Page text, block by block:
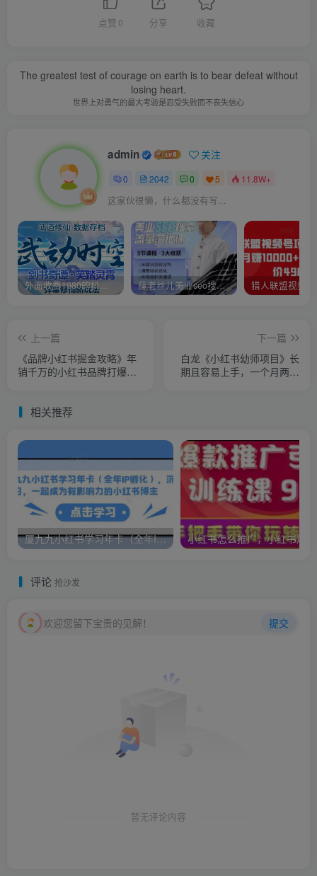
点赞 0 分享 收藏
The greatest test of courage on earth is to bear defeat without
losing heart.
世界上对勇气的最大考验是忍受失败而不丧失信心
admin 关注
0 2042 0 5 11.8W+
这家伙很懒，什么都没有写...
外面收费1980的抖音武动时空直播项目，无需真人出镜，实时互动直播【软件+详细教程】 薛老丝儿美业seo搜索流量落地课，一周暴涨20w粉丝，全干货讲解
上一篇
《品牌小红书掘金攻略》年
销千万的小红书品牌打爆款
下一篇
白龙《小红书幼师项目》长
期且容易上手，一个月两三
相关推荐
厦九九小红书学习年卡（全年IP孵化），沉浸式学习，一起成为有影响力的小红书博主
评论 抢沙发
欢迎您留下宝贵的见解！ 提交
暂无评论内容